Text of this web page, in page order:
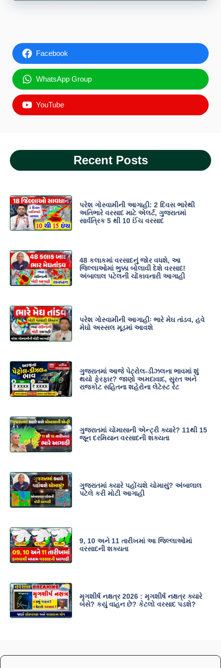
Facebook
WhatsApp Group
YouTube
Recent Posts
પરેશ ગોસ્વામીની આગાહી: 2 દિવસ ભારેથી
અતિભારે વરસાદ માટે એલર્ટ, ગુજરાતમાં
સાર્વત્રિક 5 થી 10 ઈંચ વરસાદ
48 કલાકમાં વરસાદનું જોર વધશે, આ
જિલ્લાઓમાં ભુક્કા બોલાવી દેશે વરસાદ!
અંબાલાલ પટેલની ચોંકાવનારી આગાહી
પરેશ ગોસ્વામીની આગાહીઃ ભારે મેઘ તાંડવ, હવે
મેઘો અસ્સલ મૂડમાં આવશે
ગુજરાતમાં આજે પેટ્રોલ-ડીઝલના ભાવમાં શું
થયો ફેરફાર? જાણો અમદાવાદ, સુરત અને
રાજકોટ સહિતના શહેરોના લેટેસ્ટ રેટ
ગુજરાતમાં ચોમાસાની એન્ટ્રી ક્યારે? 11થી 15
જૂન દરમિયાન વરસાદની શક્યતા
ગુજરાતમાં ક્યારે પહોંચશે ચોમાસું? અંબાલાલ
પટેલે કરી મોટી આગાહી
9, 10 અને 11 તારીખમાં આ જિલ્લાઓમાં
વરસાદની શક્યતા
મૃગશીર્ષ નક્ષત્ર 2026 : મૃગશીર્ષ નક્ષત્ર ક્યારે
બેસે? કયું વાહન છે? કેટલો વરસાદ પડશે?